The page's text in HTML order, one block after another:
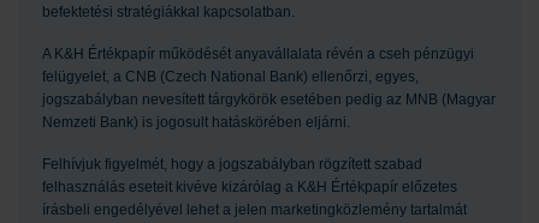
befektetési stratégiákkal kapcsolatban.
A K&H Értékpapír működését anyavállalata révén a cseh pénzügyi
felügyelet, a CNB (Czech National Bank) ellenőrzi, egyes,
jogszabályban nevesített tárgykörök esetében pedig az MNB (Magyar
Nemzeti Bank) is jogosult hatáskörében eljárni.
Felhívjuk figyelmét, hogy a jogszabályban rögzített szabad
felhasználás eseteit kivéve kizárólag a K&H Értékpapír előzetes
írásbeli engedélyével lehet a jelen marketingközlemény tartalmát